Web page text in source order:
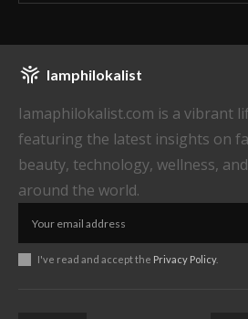
Iamphilokalist
Iamaphilokalist.com is a vibrant
featuring the latest insights on
beauty, technology, wellness,
around the world.
I've read and accept the Privacy Policy.